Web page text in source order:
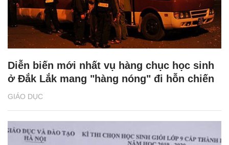
GIÁO DỤC
Diễn biến mới nhất vụ hàng chục học sinh
ở Đắk Lắk mang "hàng nóng" đi hỗn chiến